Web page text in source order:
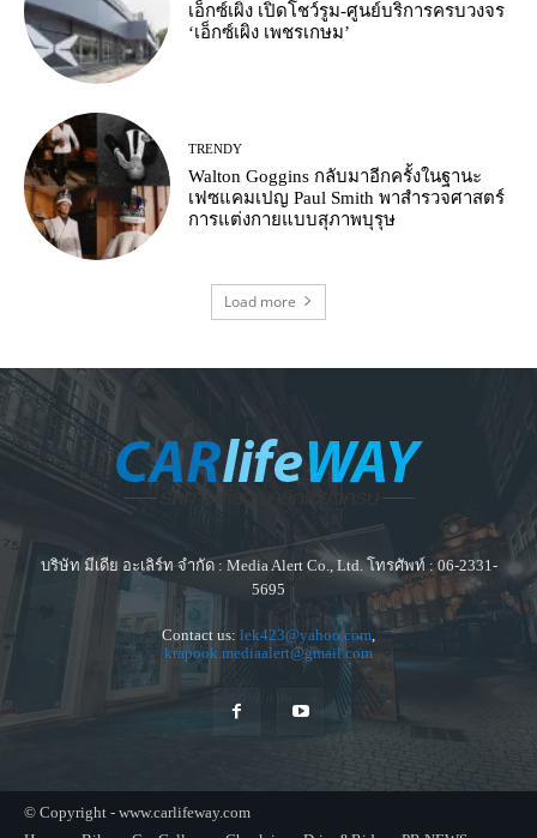
เอ็กซ์เผิง เปิดโชว์รูม-ศูนย์บริการครบวงจร
‘เอ็กซ์เผิง เพชรเกษม’
TRENDY
Walton Goggins กลับมาอีกครั้งในฐานะ
เฟซแคมเปญ Paul Smith พาสำรวจศาสตร์
การแต่งกายแบบสุภาพบุรุษ
Load more
บริษัท มีเดีย อะเลิร์ท จำกัด : Media Alert Co., Ltd. โทรศัพท์ : 06-2331-
5695
Contact us: lek423@yahoo.com
krapook.mediaalert@gmail.com
© Copyright - www.carlifeway.com